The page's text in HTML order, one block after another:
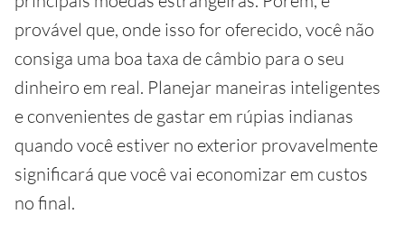
provável que, onde isso for oferecido, você não
consiga uma boa taxa de câmbio para o seu
dinheiro em real. Planejar maneiras inteligentes
e convenientes de gastar em rúpias indianas
quando você estiver no exterior provavelmente
significará que você vai economizar em custos
no final.